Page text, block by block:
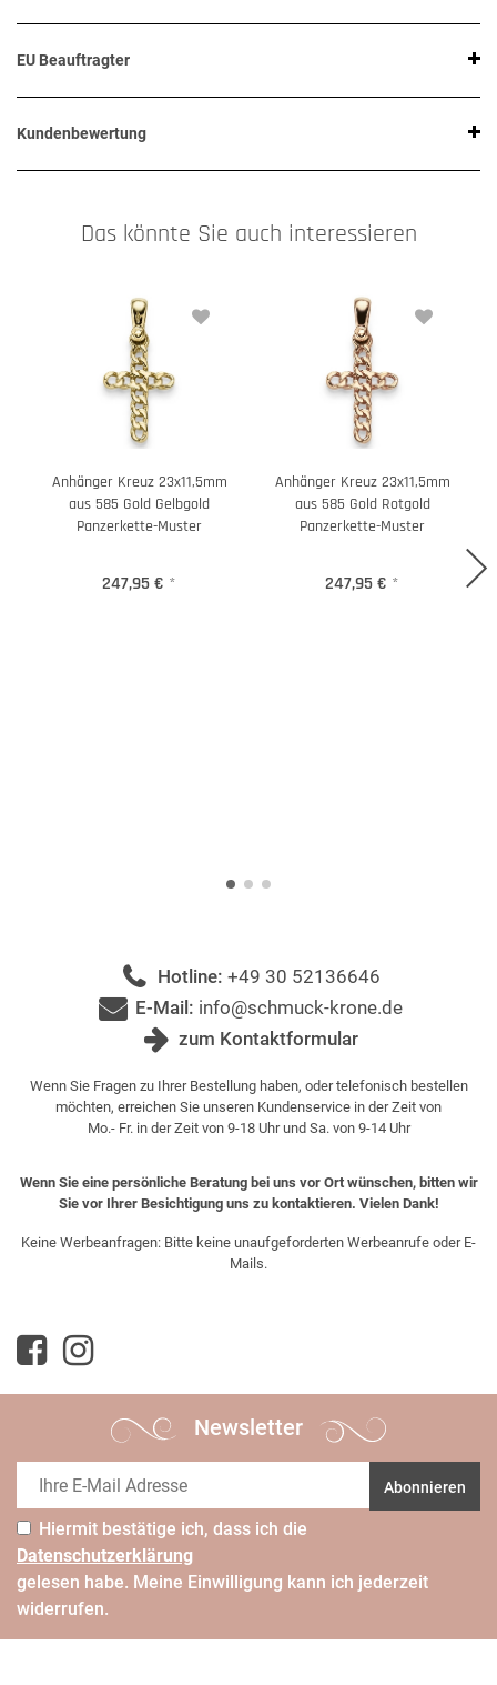
EU Beauftragter
Kundenbewertung
Das könnte Sie auch interessieren
Anhänger Kreuz 23x11,5mm
aus 585 Gold Gelbgold
Panzerkette-Muster
247,95 € *
Anhänger Kreuz 23x11,5mm
aus 585 Gold Rotgold
Panzerkette-Muster
247,95 € *
Hotline: +49 30 52136646
E-Mail: info@schmuck-krone.de
zum Kontaktformular
Wenn Sie Fragen zu Ihrer Bestellung haben, oder telefonisch bestellen
möchten, erreichen Sie unseren Kundenservice in der Zeit von
Mo.- Fr. in der Zeit von 9-18 Uhr und Sa. von 9-14 Uhr
Wenn Sie eine persönliche Beratung bei uns vor Ort wünschen, bitten wir
Sie vor Ihrer Besichtigung uns zu kontaktieren. Vielen Dank!
Keine Werbeanfragen: Bitte keine unaufgeforderten Werbeanrufe oder E-
Mails.
Newsletter
Abonnieren
Hiermit bestätige ich, dass ich die
Daten­schutz­erklärung
gelesen habe. Meine Einwilligung kann ich jederzeit
widerrufen.